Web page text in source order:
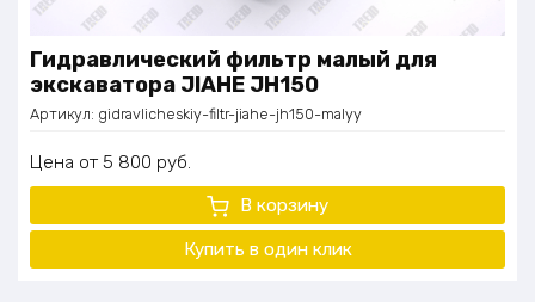
Гидравлический фильтр малый для
экскаватора JIAHE JH150
Артикул: gidravlicheskiy-filtr-jiahe-jh150-malyy
Цена 5 800 руб.
В корзину
Купить в один клик